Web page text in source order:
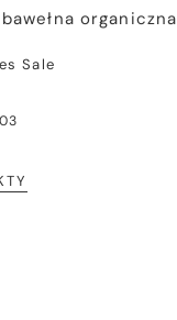
organiczna
Sale